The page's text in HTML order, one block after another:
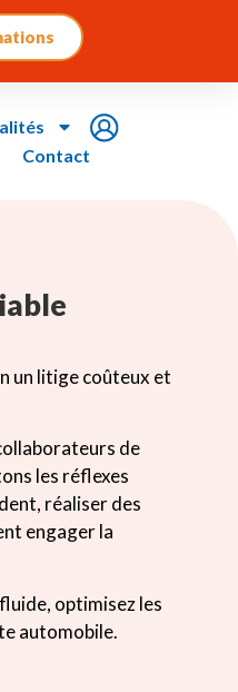
Contact
un litige coûteux et
de
les réflexes
réaliser des
engager la
optimisez les
automobile.